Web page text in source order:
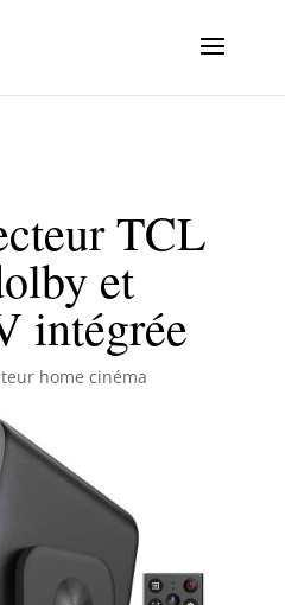
TCL
et
intégrée
home cinéma